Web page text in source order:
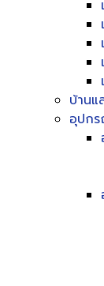
บ้านแ
อุปก